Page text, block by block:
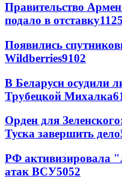
Правительство
подало в отставку
Появились
Wildberries9102
В Беларуси осудили
Трубецкой Михалка
Орден для
Туска завершить дело
РФ активизировала
атак ВСУ5052